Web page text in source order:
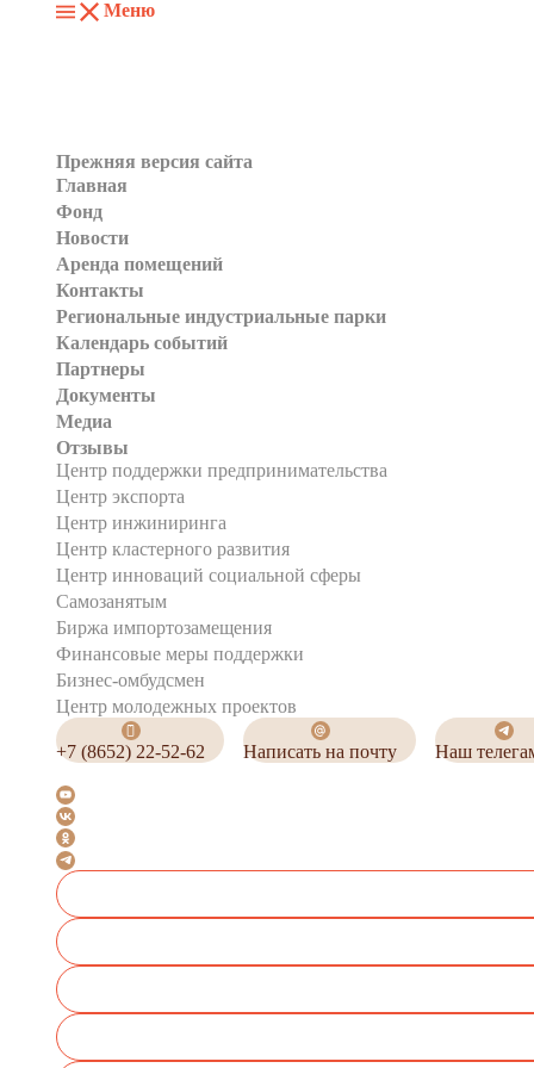
Меню
Прежняя версия сайта
Главная
Фонд
Новости
Аренда помещений
Контакты
Региональные индустриальные парки
Календарь событий
Партнеры
Документы
Медиа
Отзывы
Центр поддержки предпринимательства
Центр экспорта
Центр инжиниринга
Центр кластерного развития
Центр инноваций социальной сферы
Cамозанятым
Биржа импортозамещения
Финансовые меры поддержки
Бизнес-омбудсмен
Центр молодежных проектов
+7 (8652) 22-52-62 Написать на почту Наш